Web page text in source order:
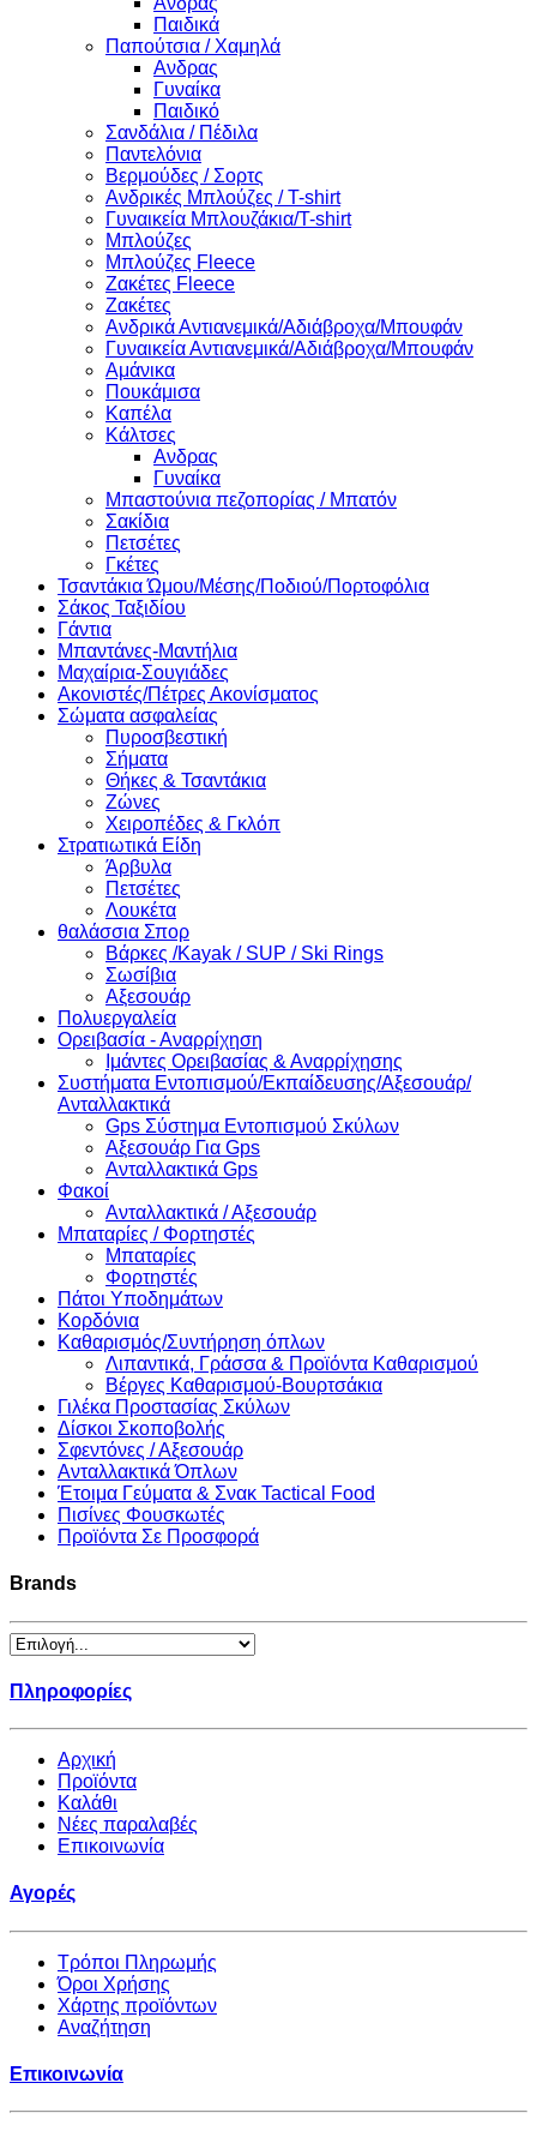
Παιδικά
Παπούτσια / Χαμηλά
Ανδρας
Γυναίκα
Παιδικό
Σανδάλια / Πέδιλα
Παντελόνια
Βερμούδες / Σορτς
Ανδρικές Μπλούζες / T-shirt
Γυναικεία Μπλουζάκια/T-shirt
Μπλούζες
Μπλούζες Fleece
Ζακέτες Fleece
Ζακέτες
Ανδρικά Αντιανεμικά/Αδιάβροχα/Μπουφάν
Γυναικεία Αντιανεμικά/Αδιάβροχα/Μπουφάν
Αμάνικα
Πουκάμισα
Καπέλα
Κάλτσες
Ανδρας
Γυναίκα
Μπαστούνια πεζοπορίας / Μπατόν
Σακίδια
Πετσέτες
Γκέτες
Τσαντάκια Ώμου/Μέσης/Ποδιού/Πορτοφόλια
Σάκος Ταξιδίου
Γάντια
Μπαντάνες-Μαντήλια
Μαχαίρια-Σουγιάδες
Ακονιστές/Πέτρες Ακονίσματος
Σώματα ασφαλείας
Πυροσβεστική
Σήματα
Θήκες & Τσαντάκια
Ζώνες
Χειροπέδες & Γκλόπ
Στρατιωτικά Είδη
Άρβυλα
Πετσέτες
Λουκέτα
θαλάσσια Σπορ
Βάρκες /Kayak / SUP / Ski Rings
Σωσίβια
Αξεσουάρ
Πολυεργαλεία
Ορειβασία - Αναρρίχηση
Ιμάντες Ορειβασίας & Αναρρίχησης
Συστήματα Εντοπισμού/Εκπαίδευσης/Αξεσουάρ/
Ανταλλακτικά
Gps Σύστημα Εντοπισμού Σκύλων
Αξεσουάρ Για Gps
Ανταλλακτικά Gps
Φακοί
Ανταλλακτικά / Αξεσουάρ
Μπαταρίες / Φορτηστές
Μπαταρίες
Φορτηστές
Πάτοι Υποδημάτων
Κορδόνια
Καθαρισμός/Συντήρηση όπλων
Λιπαντικά, Γράσσα & Προϊόντα Καθαρισμού
Βέργες Καθαρισμού-Βουρτσάκια
Γιλέκα Προστασίας Σκύλων
Δίσκοι Σκοποβολής
Σφεντόνες / Αξεσουάρ
Ανταλλακτικά Όπλων
Έτοιμα Γεύματα & Σνακ Tactical Food
Πισίνες Φουσκωτές
Προϊόντα Σε Προσφορά
Brands
Πληροφορίες
Αρχική
Προϊόντα
Καλάθι
Νέες παραλαβές
Επικοινωνία
Αγορές
Τρόποι Πληρωμής
Όροι Χρήσης
Χάρτης προϊόντων
Αναζήτηση
Επικοινωνία